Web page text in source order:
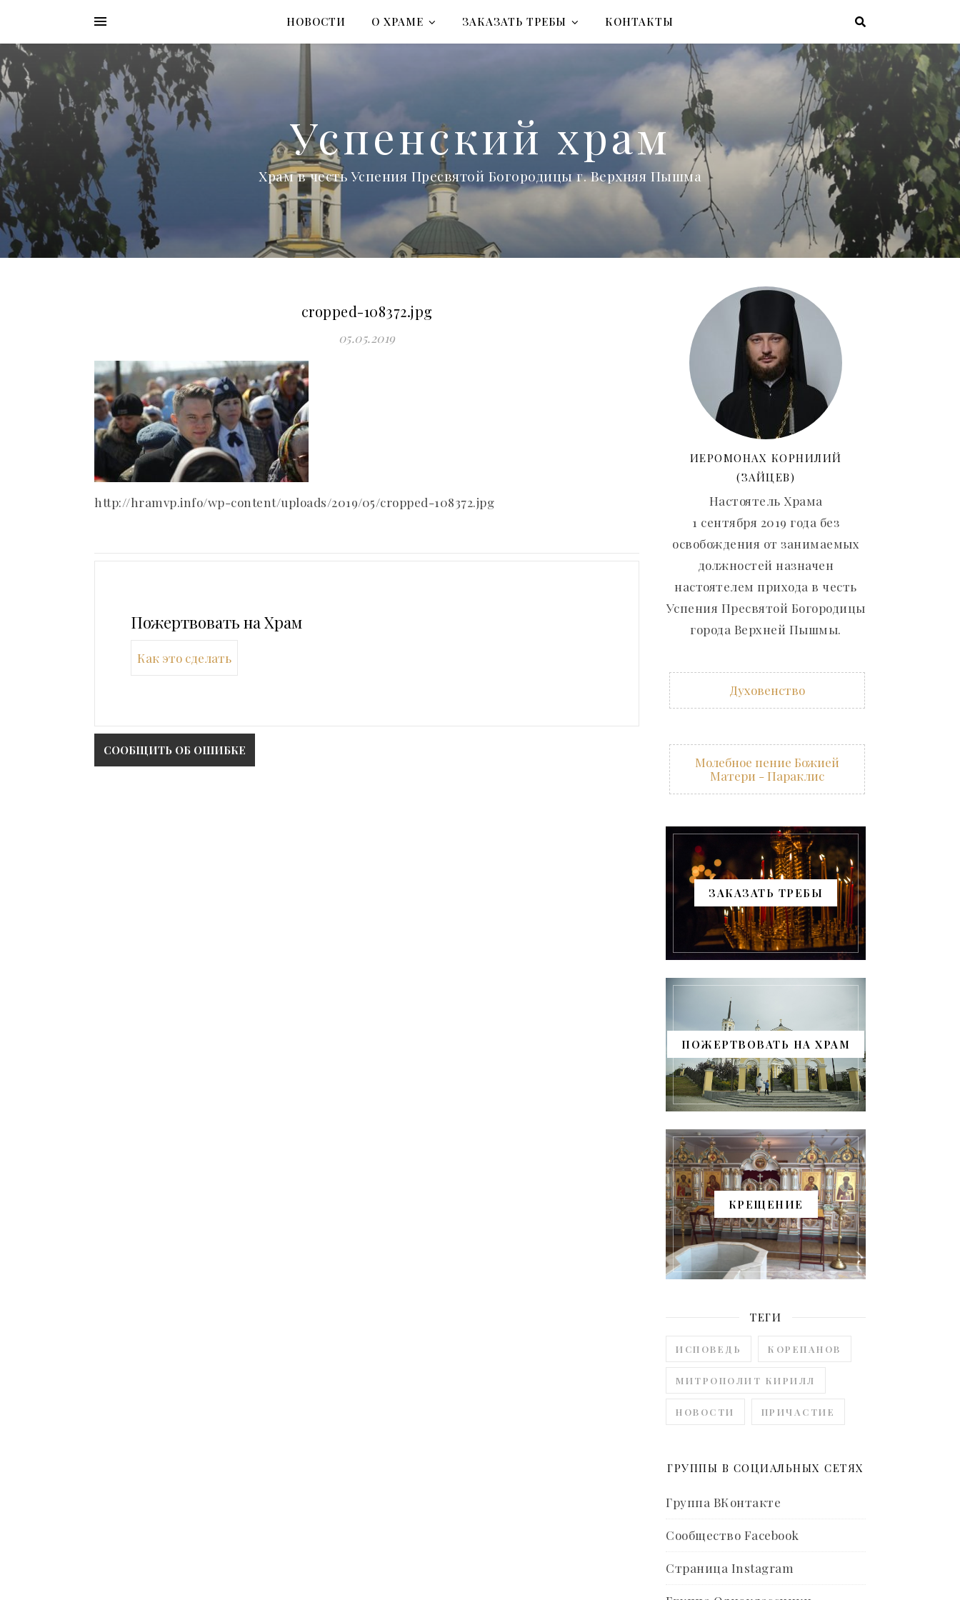
НОВОСТИ О ХРАМЕ ЗАКАЗАТЬ ТРЕБЫ КОНТАКТЫ
Успенский храм
Храм в честь Успения Пресвятой Богородицы г. Верхняя Пышма
cropped-108372.jpg
05.05.2019
http://hramvp.info/wp-content/uploads/2019/05/cropped-108372.jpg
Пожертвовать на Храм
Как это сделать
ИЕРОМОНАХ КОРНИЛИЙ
(ЗАЙЦЕВ)
Настоятель Храма
1 сентября 2019 года без
освобождения от занимаемых
должностей назначен
настоятелем прихода в честь
Успения Пресвятой Богородицы
города Верхней Пышмы.
Духовенство
Молебное пение Божией
Матери - Параклис
ЗАКАЗАТЬ ТРЕБЫ
ПОЖЕРТВОВАТЬ НА ХРАМ
КРЕЩЕНИЕ
ТЕГИ
ИСПОВЕДЬ КОРЕПАНОВ
МИТРОПОЛИТ КИРИЛЛ
НОВОСТИ ПРИЧАСТИЕ
ГРУППЫ В СОЦИАЛЬНЫХ СЕТЯХ
Группа ВКонтакте
Сообщество Facebook
Страница Instagram